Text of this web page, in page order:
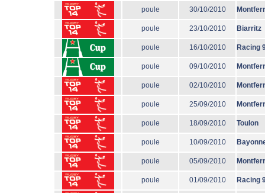
poule 30/10/2010
poule 23/10/2010 Biarritz
poule 16/10/2010 Racing
poule 09/10/2010
poule 02/10/2010
poule 25/09/2010
poule 18/09/2010 Toulon
poule 10/09/2010
poule 05/09/2010
poule 01/09/2010 Racing